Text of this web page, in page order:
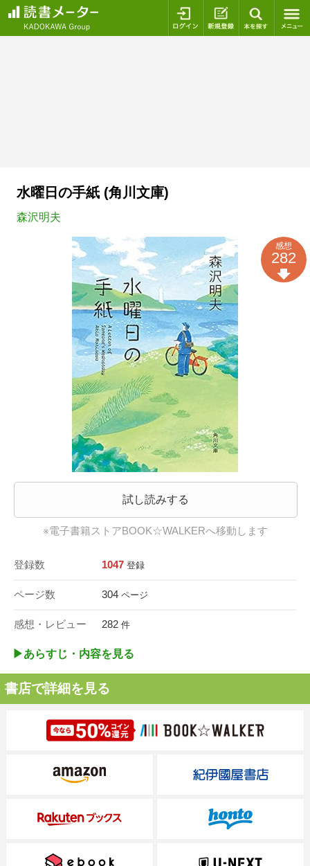
ログイン 新規登録
水曜日の手紙 (角川文庫)
森沢明夫
試し読みする
※電子書籍ストアBOOK☆WALKERへ移動します
登録数 1047 登録
ページ数 304 ページ
感想・レビュー 282 件
感想
282
▶︎あらすじ・内容を見る
書店で詳細を見る